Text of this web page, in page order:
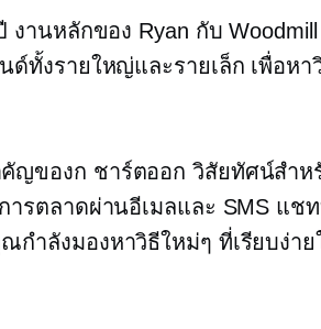
านหลักของ Ryan กับ Woodmill
ด์ทั้งรายใหญ่และรายเล็ก เพื่อหา
คัญของก ชาร์ตออก วิสัยทัศน์สำ
ารตลาดผ่านอีเมลและ SMS แช
กำลังมองหาวิธีใหม่ๆ ที่เรียบง่า